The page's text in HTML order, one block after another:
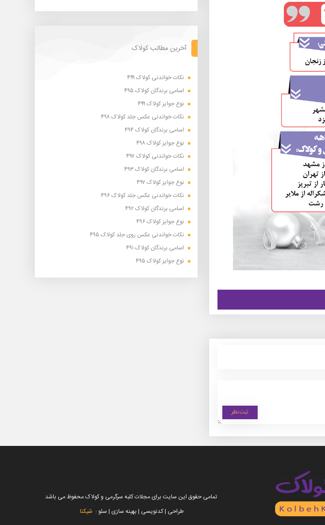
آخرین مطالب کولاک
نکات خواندنی کولاک ۴۹۹
اسامی برندگان کولاک ۴۹۵
نوع جوایز کولاک ۴۹۹
نکات خواندنی عکس جلد کولاک ۴۹۸
اسامی برندگان کولاک ۴۹۴
نوع جوایز کولاک ۴۹۸
نکات خواندنی کولاک ۴۹۷
اسامی برندگان کولاک ۴۹۳
نوع جوایز کولاک ۴۹۷
نکات خواندنی عکس جلد کولاک ۴۹۶
اسامی برندگان کولاک ۴۹۲
نوع جوایز کولاک ۴۹۶
نکات خواندنی عکس روی جلد کولاک ۴۹۵
اسامی برندگان کولاک ۴۹۱
نوع جوایز کولاک ۴۹۵
تمامی حقوق این سایت برای مجلات کلبه سرگرمی و کولاک محفوظ می باشد
طراحی | کدنویسی | بهینه سازی | سئو : شیکنا